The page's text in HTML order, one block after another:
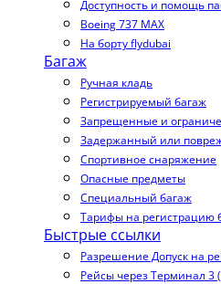
Доступность и помощь
Boeing 737 MAX
На борту flydubai
Багаж
Ручная кладь
Регистрируемый багаж
Запрещенные и
Задержанный или
Спортивное снаряжение
Опасные предметы
Специальный багаж
Тарифы на регистрацию
Быстрые ссылки
Разрешение Допуск на
Рейсы через Терминал 3